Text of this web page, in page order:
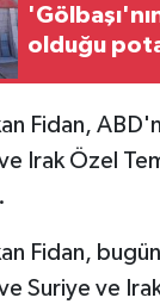
olduğu
güçlü
Fidan,
Irak Özel
Fidan,
Suriye ve